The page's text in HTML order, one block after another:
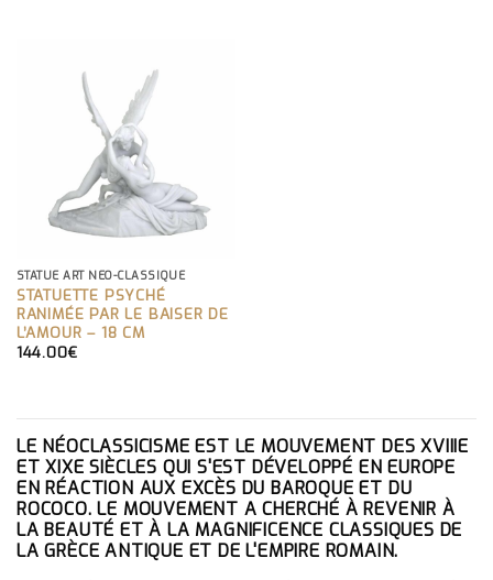
STATUE ART NEO-CLASSIQUE
STATUETTE PSYCHÉ
RANIMÉE PAR LE BAISER DE
L’AMOUR – 18 CM
144.00€
LE NÉOCLASSICISME EST LE MOUVEMENT DES XVIIIE
ET XIXE SIÈCLES QUI S'EST DÉVELOPPÉ EN EUROPE
EN RÉACTION AUX EXCÈS DU BAROQUE ET DU
ROCOCO. LE MOUVEMENT A CHERCHÉ À REVENIR À
LA BEAUTÉ ET À LA MAGNIFICENCE CLASSIQUES DE
LA GRÈCE ANTIQUE ET DE L'EMPIRE ROMAIN.